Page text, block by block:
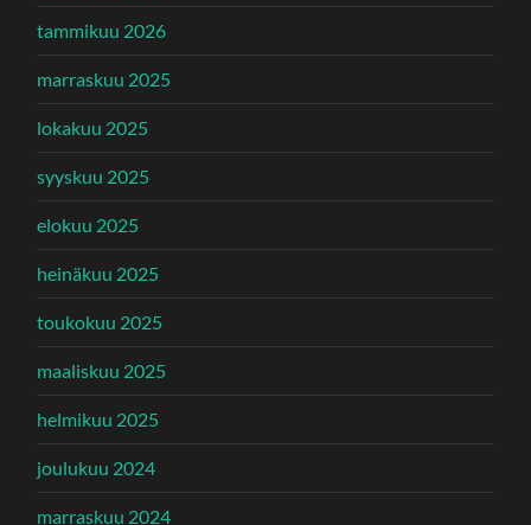
tammikuu 2026
marraskuu 2025
lokakuu 2025
syyskuu 2025
elokuu 2025
heinäkuu 2025
toukokuu 2025
maaliskuu 2025
helmikuu 2025
joulukuu 2024
marraskuu 2024